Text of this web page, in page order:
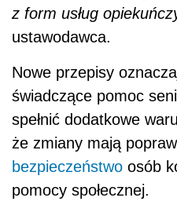
z form usług
ustawodawca.
Nowe przepisy
świadczące pomoc
spełnić dodatkowe
że zmiany mają
bezpieczeństwo osób
pomocy społecznej.